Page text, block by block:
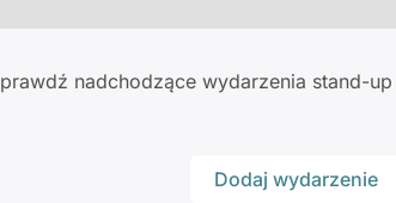
nadchodzące wydarzenia stand-
Dodaj wydarzenie